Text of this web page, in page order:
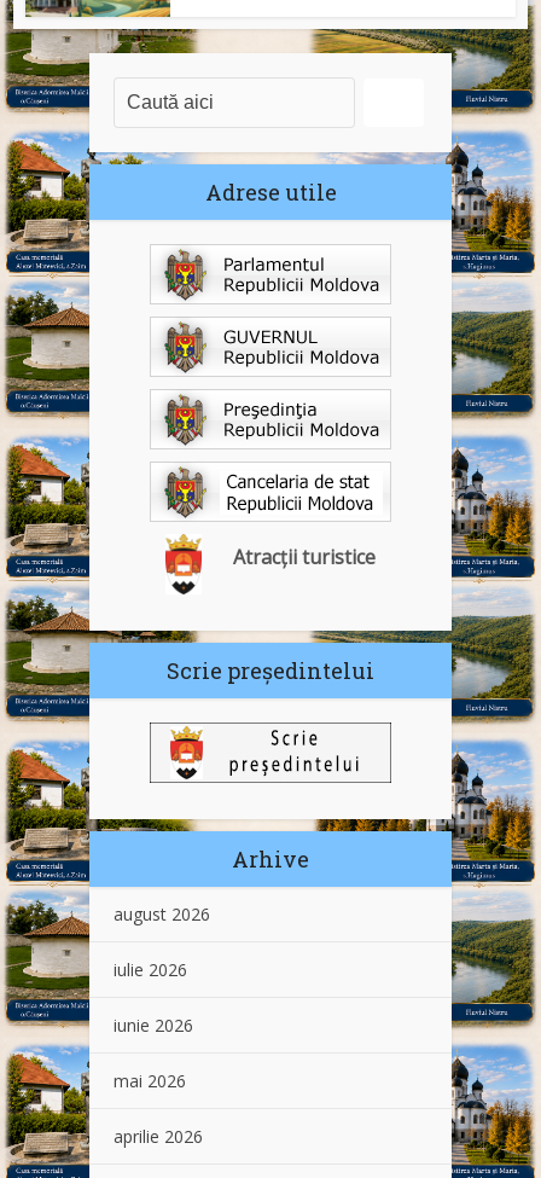
Adrese utile
Atracții turistice
Scrie președintelui
Arhive
august 2026
iulie 2026
iunie 2026
mai 2026
aprilie 2026